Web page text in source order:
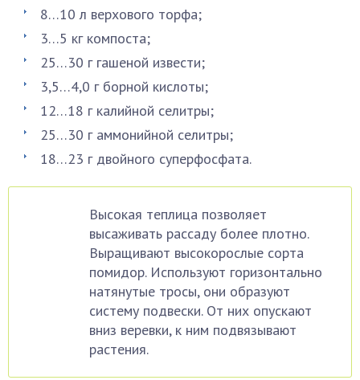
8…10 л верхового торфа;
3…5 кг компоста;
25…30 г гашеной извести;
3,5…4,0 г борной кислоты;
12…18 г калийной селитры;
25…30 г аммонийной селитры;
18…23 г двойного суперфосфата.
Высокая теплица позволяет
высаживать рассаду более плотно.
Выращивают высокорослые сорта
помидор. Используют горизонтально
натянутые тросы, они образуют
систему подвески. От них опускают
вниз веревки, к ним подвязывают
растения.